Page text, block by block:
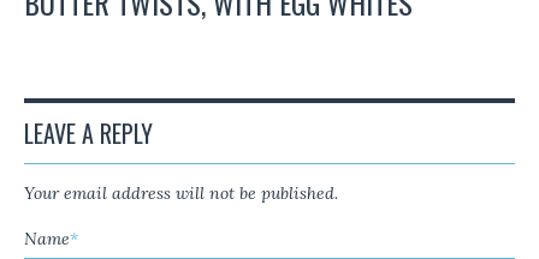
LEAVE A REPLY
Your email address will not be published.
Name*